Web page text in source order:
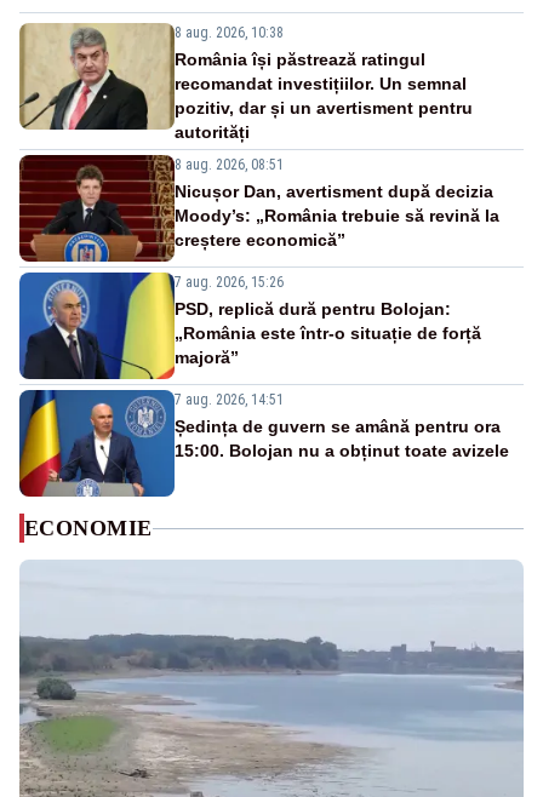
8 aug. 2026, 10:38
România își păstrează ratingul
recomandat investițiilor. Un semnal
pozitiv, dar și un avertisment pentru
autorități
8 aug. 2026, 08:51
Nicușor Dan, avertisment după decizia
Moody’s: „România trebuie să revină la
creștere economică”
7 aug. 2026, 15:26
PSD, replică dură pentru Bolojan:
„România este într-o situație de forță
majoră”
7 aug. 2026, 14:51
Ședința de guvern se amână pentru ora
15:00. Bolojan nu a obținut toate avizele
ECONOMIE